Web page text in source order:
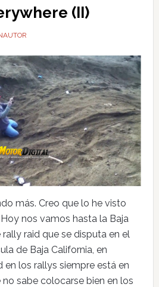
(II)
más. Creo que lo he visto
nos vamos hasta la Baja
rally raid que se disputa en el
de Baja California, en
en los rallys siempre está en
sabe colocarse bien en los